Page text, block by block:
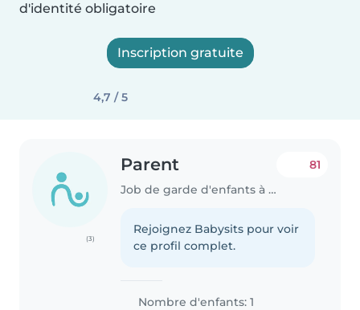
d'identité obligatoire
Inscription gratuite
4,7 / 5
(3)
Parent
Job de garde d'enfants à Paris
81
Rejoignez Babysits pour voir
ce profil complet.
Nombre d'enfants: 1